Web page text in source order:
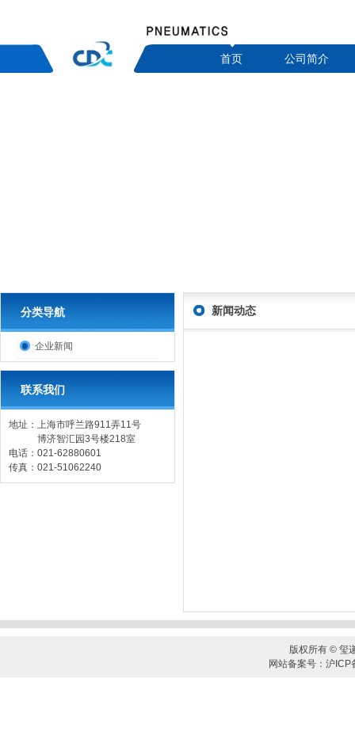
首页 公司简介
分类导航
企业新闻
联系我们
地址：上海市呼兰路911弄11号
博济智汇园3号楼218室
电话：021-62880601
传真：021-51062240
新闻动态
版权所有 © 玺
网站备案号：沪